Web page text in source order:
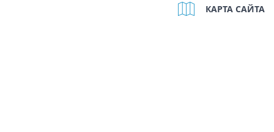
КАРТА САЙТА